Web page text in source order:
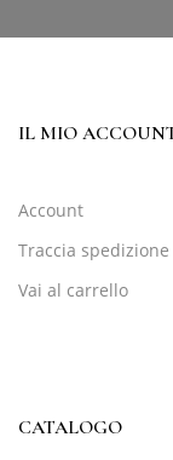
IL MIO
Account
Traccia spedizione
Vai al carrello
CATALOGO